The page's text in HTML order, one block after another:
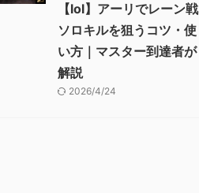
【lol】アーリでレーン戦
ソロキルを狙うコツ・使
い方｜マスター到達者が
解説
2026/4/24